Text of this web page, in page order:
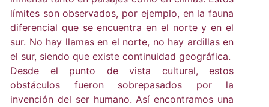
límites son observados, por ejemplo, en la fauna
diferencial que se encuentra en el norte y en el
sur. No hay llamas en el norte, no hay ardillas en
el sur, siendo que existe continuidad geográfica.
Desde el punto de vista cultural, estos
obstáculos fueron sobrepasados por la
invención del ser humano. Así encontramos una